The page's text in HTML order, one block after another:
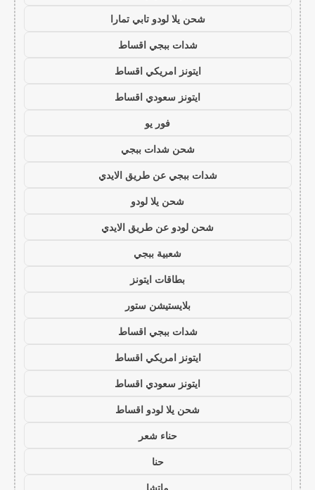
شحن يلا لودو تابي تمارا
شدات ببجي اقساط
ايتونز امريكي اقساط
ايتونز سعودي اقساط
فور يو
شحن شدات ببجي
شدات ببجي عن طريق الايدي
شحن يلا لودو
شحن لودو عن طريق الايدي
شعبية ببجي
بطاقات ايتونز
بلايستيشن ستور
شدات ببجي اقساط
ايتونز امريكي اقساط
ايتونز سعودي اقساط
شحن يلا لودو اقساط
حناء شعر
حنا